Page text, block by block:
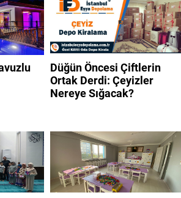
Düğün Öncesi Çiftlerin
Ortak Derdi: Çeyizler
Nereye Sığacak?